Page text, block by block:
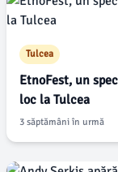
Tulcea
EtnoFest, un
loc la Tulcea
3 săptămâni în urmă